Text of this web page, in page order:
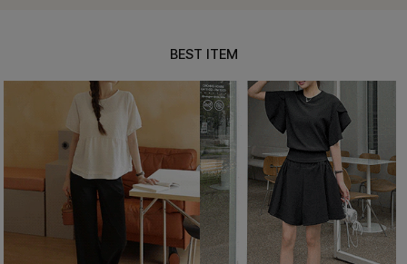
BEST ITEM